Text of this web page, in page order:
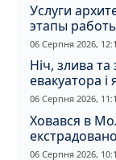
Услуги
этапы
06 Серпня 2026,
Ніч, злива
евакуатора
06 Серпня 2026,
Ховався в
і відмивання
06 Серпня 2026,